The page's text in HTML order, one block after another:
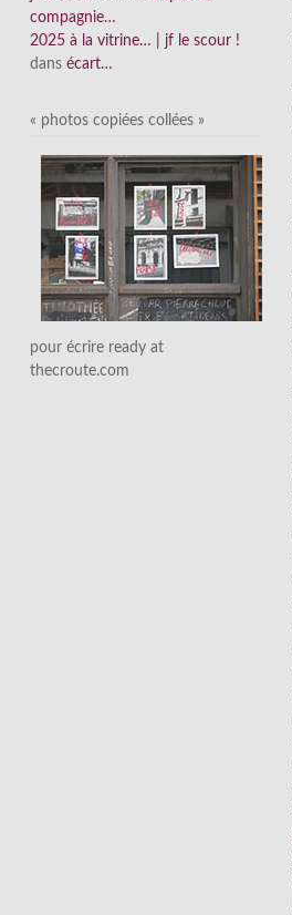
compagnie…
2025 à la vitrine… | jf le scour !
dans écart…
« photos copiées collées »
pour écrire ready at
thecroute.com